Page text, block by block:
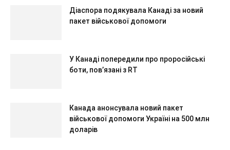
Діаспора подякувала Канаді за новий
пакет військової допомоги
У Канаді попередили про проросійські
боти, повʼязані з RT
Канада анонсувала новий пакет
військової допомоги Україні на 500 млн
доларів